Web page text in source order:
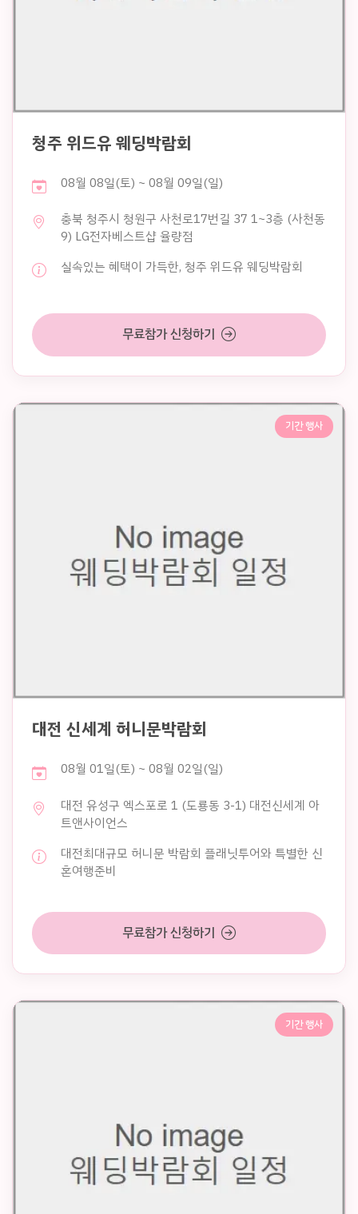
청주 위드유 웨딩박람회
08월 08일(토) ~ 08월 09일(일)
충북 청주시 청원구 사천로17번길 37 1~3층 (사천동
9) LG전자베스트샵 율량점
실속있는 혜택이 가득한, 청주 위드유 웨딩박람회
무료참가 신청하기
기간 행사
대전 신세계 허니문박람회
08월 01일(토) ~ 08월 02일(일)
대전 유성구 엑스포로 1 (도룡동 3-1) 대전신세계 아
트앤사이언스
대전최대규모 허니문 박람회 플래닛투어와 특별한 신
혼여행준비
무료참가 신청하기
기간 행사